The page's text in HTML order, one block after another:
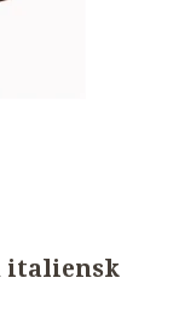
italiensk